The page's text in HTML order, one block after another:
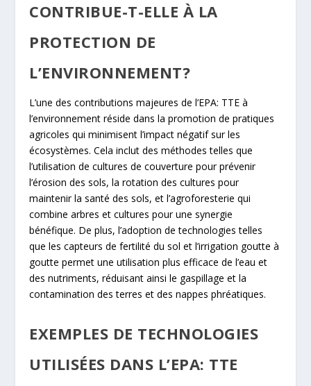
CONTRIBUE-T-ELLE À LA
PROTECTION DE
L’ENVIRONNEMENT?
L’une des contributions majeures de l’EPA: TTE à
l’environnement réside dans la promotion de pratiques
agricoles qui minimisent l’impact négatif sur les
écosystèmes. Cela inclut des méthodes telles que
l’utilisation de cultures de couverture pour prévenir
l’érosion des sols, la rotation des cultures pour
maintenir la santé des sols, et l’agroforesterie qui
combine arbres et cultures pour une synergie
bénéfique. De plus, l’adoption de technologies telles
que les capteurs de fertilité du sol et l’irrigation goutte à
goutte permet une utilisation plus efficace de l’eau et
des nutriments, réduisant ainsi le gaspillage et la
contamination des terres et des nappes phréatiques.
EXEMPLES DE TECHNOLOGIES
UTILISÉES DANS L’EPA: TTE